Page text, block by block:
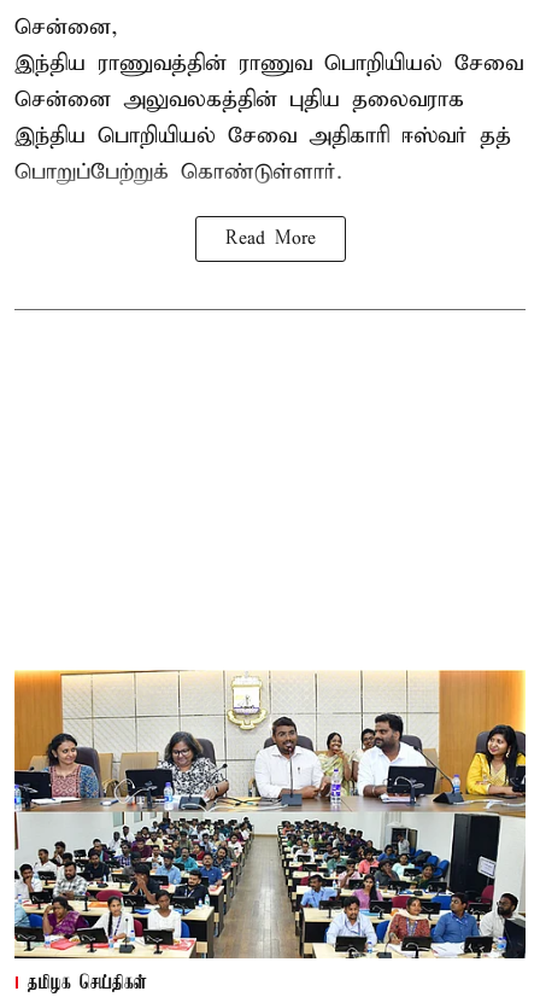
சென்னை,
இந்திய ராணுவத்தின் ராணுவ பொறியியல் சேவை
சென்னை அலுவலகத்தின் புதிய தலைவராக
இந்திய பொறியியல் சேவை அதிகாரி ஈஸ்வர் தத்
பொறுப்பேற்றுக் கொண்டுள்ளார்.
Read More
தமிழக செய்திகள்